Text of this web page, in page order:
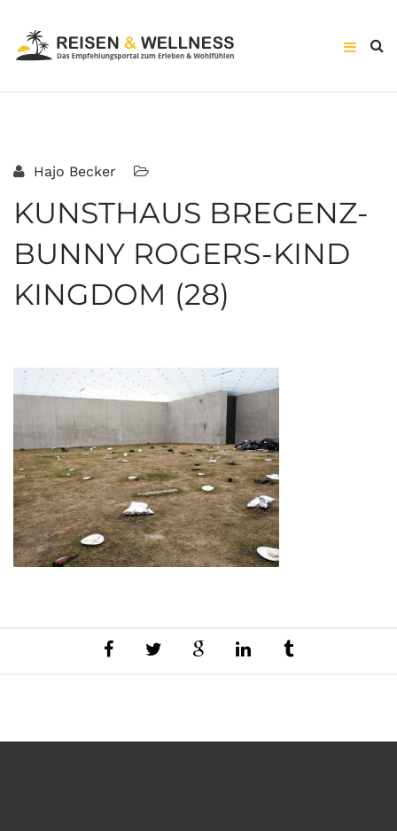
Hajo Becker
KUNSTHAUS BREGENZ-
BUNNY ROGERS-KIND
KINGDOM (28)